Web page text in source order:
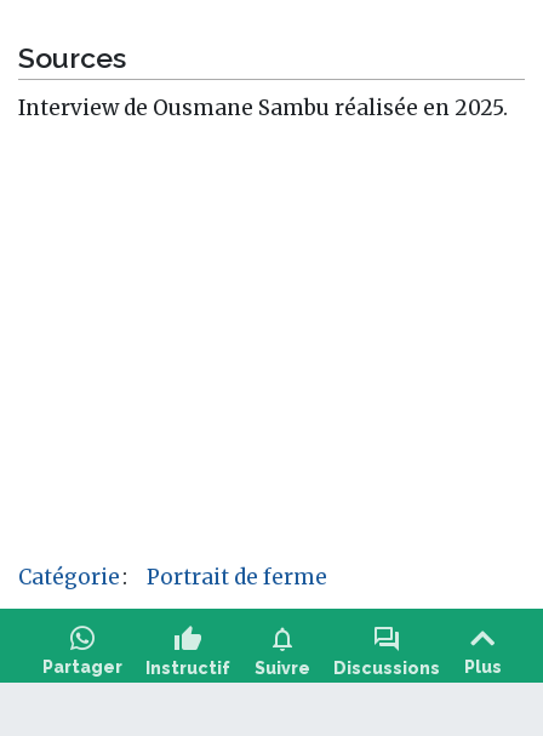
Sources
Interview de Ousmane Sambu réalisée en 2025.
Catégorie: Portrait de ferme
Partager
thumb_up
Instructif
notifications
Suivre
forum
Discussions Plus